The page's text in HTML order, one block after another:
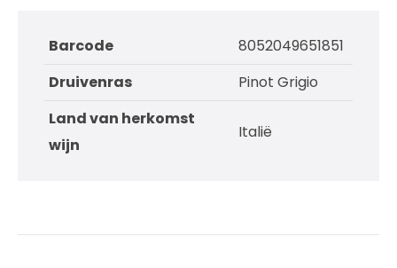
Barcode
8052049651851
Druivenras
Pinot Grigio
Land van herkomst
wijn
Italië